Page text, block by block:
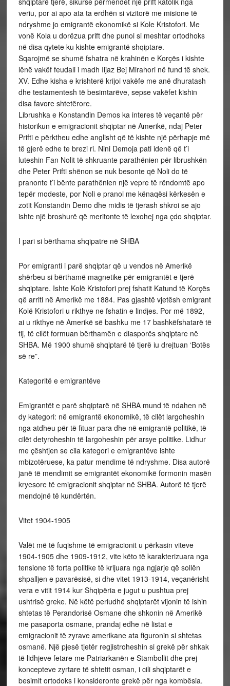
veriu, por ai apo ata ta erdhën si vizitorë me misione të
ndryshme jo emigrantë ekonomikë si Kole Kristofori. Me
vonë Kola u dorëzua prift dhe punoi si meshtar ortodhoks
në disa qytete ku kishte emigrantë shqiptare.
Sqarojmë se shumë fshatra në krahinën e Korçës i kishte
lënë vakëf feudali i madh Iljaz Bej Mirahori në fund të shek.
XV. Edhe kisha e krishterë krijoi vakëfe me anë dhuratash
dhe testamentesh të besimtarëve, sepse vakëfet kishin
disa favore shtetërore.
Librushka e Konstandin Demos ka interes të veçantë për
historikun e emigracionit shqiptar në Amerikë, ndaj Peter
Prifti e përktheu edhe anglisht që të kishte një përhapje më
të gjerë edhe te brezi ri. Nini Demoja pati idenë që t’i
luteshin Fan Nolit të shkruante parathënien për librushkën
dhe Peter Prifti shënon se nuk besonte që Noli do të
pranonte t’i bënte parathënien një vepre të rëndomtë apo
tepër modeste, por Noli e pranoi me kënaqësi kërkesën e
zotit Konstandin Demo dhe midis të tjerash shkroi se ajo
ishte një broshurë që meritonte të lexohej nga çdo shqiptar.
I pari si bërthama shqipatre në SHBA
Por emigranti i parë shqiptar që u vendos në Amerikë
shërbeu si bërthamë magnetike për emigrantët e tjerë
shqiptare. Ishte Kolë Kristofori prej fshatit Katund të Korçës
që arriti në Amerikë me 1884. Pas gjashtë vjetësh emigrant
Kolë Kristofori u rikthye ne fshatin e lindjes. Por më 1892,
ai u rikthye në Amerikë së bashku me 17 bashkëfshatarë të
tij, të cilët formuan bërthamën e diasporës shqiptare në
SHBA. Më 1900 shumë shqiptarë të tjerë iu drejtuan ‘Botës
së re”.
Kategoritë e emigrantëve
Emigrantët e parë shqiptarë në SHBA mund të ndahen në
dy kategori: në emigrantë ekonomikë, të cilët largoheshin
nga atdheu për të fituar para dhe në emigrantë politikë, të
cilët detyroheshin të largoheshin për arsye politike. Lidhur
me çështjen se cila kategori e emigrantëve ishte
mbizotëruese, ka patur mendime të ndryshme. Disa autorë
janë të mendimit se emigrantët ekonomikë formonin masën
kryesore të emigracionit shqiptar në SHBA. Autorë të tjerë
mendojnë të kundërtën.
Vitet 1904-1905
Valët më të fuqishme të emigracionit u përkasin viteve
1904-1905 dhe 1909-1912, vite këto të karakterizuara nga
tensione të forta politike të krijuara nga ngjarje që sollën
shpalljen e pavarësisë, si dhe vitet 1913-1914, veçanërisht
vera e vitit 1914 kur Shqipëria e jugut u pushtua prej
ushtrisë greke. Në këtë periudhë shqiptarët vijonin të ishin
shtetas të Perandorisë Osmane dhe shkonin në Amerikë
me pasaporta osmane, prandaj edhe në listat e
emigracionit të zyrave amerikane ata figuronin si shtetas
osmanë. Një pjesë tjetër regjistroheshin si grekë për shkak
të lidhjeve fetare me Patriarkanën e Stambollit dhe prej
koncepteve zyrtare të shtetit osman, i cili shqiptarët e
besimit ortodoks i konsideronte grekë për nga kombësia.